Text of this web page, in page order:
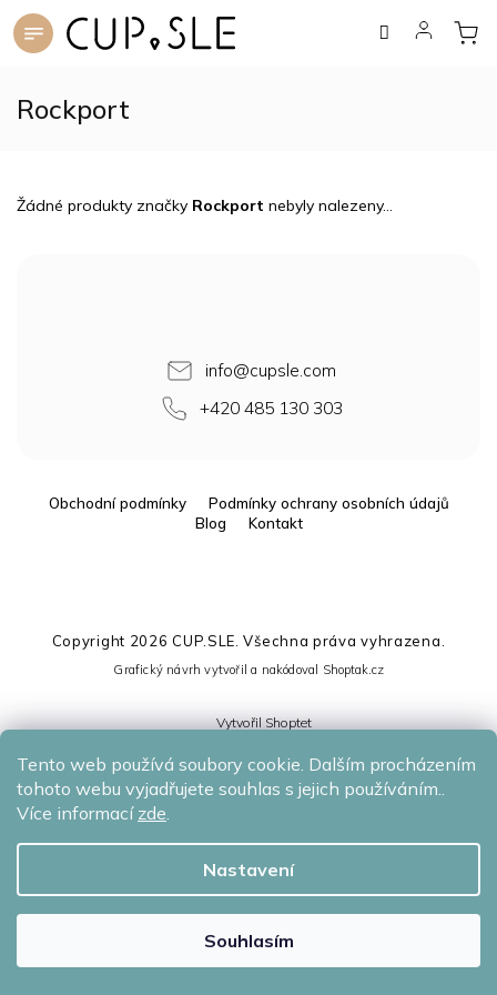
Tento web používá soubory cookie. Dalším procházením
tohoto webu vyjadřujete souhlas s jejich používáním..
Více informací zde.
Nastavení
Souhlasím
Přejít
na
Rockport
Žádné produkty značky Rockport nebyly nalezeny...
info@cupsle.com
+420 485 130 303
Obchodní podmínky
Podmínky ochrany osobních údajů
Blog
Kontakt
Vytvořil Shoptet
Copyright 2026 CUP.SLE . Všechna práva vyhrazena.
Grafický návrh vytvořil a nakódoval Shoptak.cz